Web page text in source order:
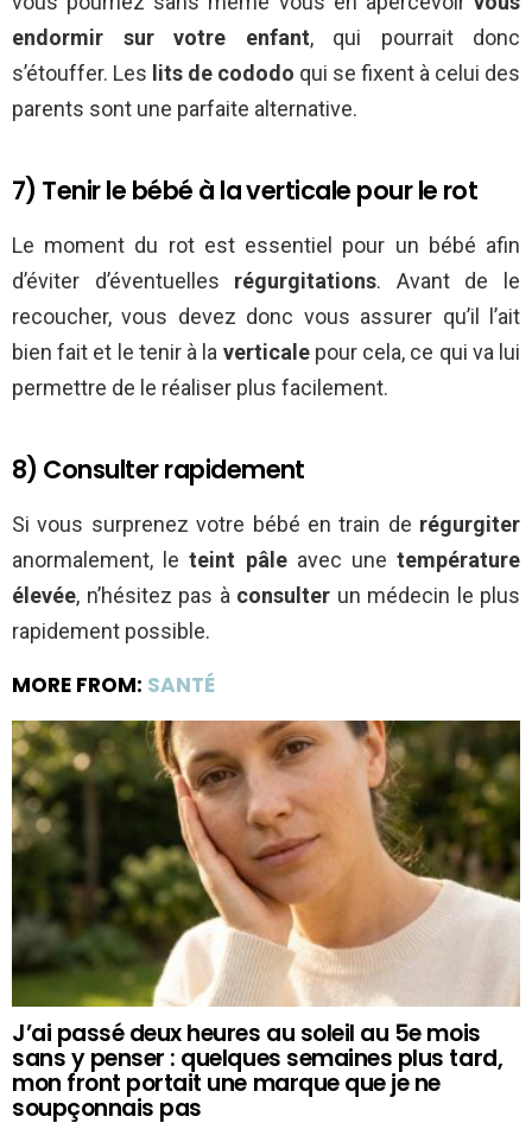
endormir sur votre enfant, qui pourrait donc
s’étouffer. Les lits de cododo qui se fixent à celui des
parents sont une parfaite alternative.
7) Tenir le bébé à la verticale pour le rot
Le moment du rot est essentiel pour un bébé afin
d’éviter d’éventuelles régurgitations. Avant de le
recoucher, vous devez donc vous assurer qu’il l’ait
bien fait et le tenir à la verticalepour cela, ce qui va lui
permettre de le réaliser plus facilement.
8) Consulter rapidement
Si vous surprenez votre bébé en train de régurgiter
anormalement, leteint pâleavec unetempérature
élevée, n’hésitez pas à consulter un médecin le plus
rapidement possible.
MORE FROM: SANTÉ
J’ai passé deux heures au soleil au 5e mois
sans y penser : quelques semaines plus tard,
mon front portait une marque que je ne
soupçonnais pas